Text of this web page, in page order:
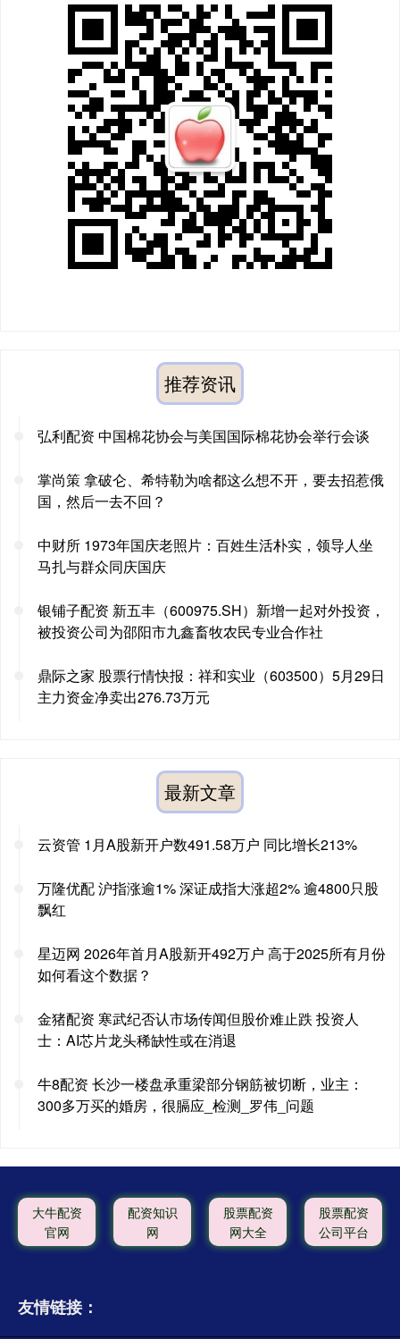
推荐资讯
弘利配资 中国棉花协会与美国国际棉花协会举行会谈
掌尚策 拿破仑、希特勒为啥都这么想不开，要去招惹俄
国，然后一去不回？
中财所 1973年国庆老照片：百姓生活朴实，领导人坐
马扎与群众同庆国庆
银铺子配资 新五丰（600975.SH）新增一起对外投资，
被投资公司为邵阳市九鑫畜牧农民专业合作社
鼎际之家 股票行情快报：祥和实业（603500）5月29日
主力资金净卖出276.73万元
最新文章
云资管 1月A股新开户数491.58万户 同比增长213%
万隆优配 沪指涨逾1% 深证成指大涨超2% 逾4800只股
飘红
星迈网 2026年首月A股新开492万户 高于2025所有月份
如何看这个数据？
金猪配资 寒武纪否认市场传闻但股价难止跌 投资人
士：AI芯片龙头稀缺性或在消退
牛8配资 长沙一楼盘承重梁部分钢筋被切断，业主：
300多万买的婚房，很膈应_检测_罗伟_问题
大牛配资
官网
配资知识
网
股票配资
网大全
股票配资
公司平台
友情链接：